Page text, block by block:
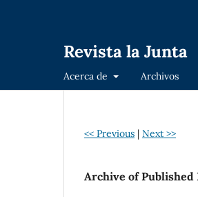
Revista la Junta
Acerca de Archivos
<< Previous | Next >>
Archive of Published